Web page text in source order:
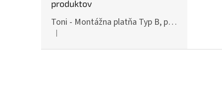
produktov
Toni - Montážna platňa Typ B, pre ČZ P-10, Art.: OPXCZP10B
Hodnotenie produktu je 5 z 5 hviezdičiek.
|